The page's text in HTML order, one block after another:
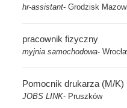
hr-assistant-Grodzisk
pracownik fizyczny
myjnia samochodowa-
Pomocnik drukarza (M/K)
JOBS LINK- Pruszków